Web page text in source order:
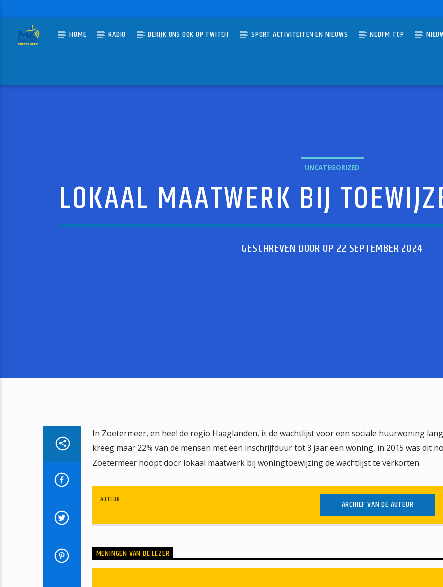
HOME RADIO BEKIJK ONS OOK OP TWITCH SPORT ACTIVITEITEN EN NIEUWS NEDFM TOP
UNCATEGORIZED
LOKAAL MAATWERK BIJ
GESCHREVEN DOOR OP 22 SEPTEMBER 2024
In Zoetermeer, en heel de regio Haaglanden, is de wachtlijst voor een sociale huurwoning
kreeg maar 22% van de mensen met een inschrijfduur tot 3 jaar een woning, in 2015 was dit
Zoetermeer hoopt door lokaal maatwerk bij woningtoewijzing de wachtlijst te verkorten.
AUTEUR ARCHIEF VAN DE AUTEUR
MENINGEN VAN DE LEZER